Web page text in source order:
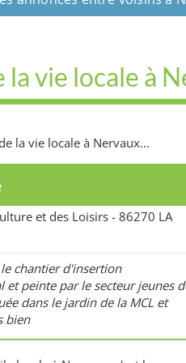
la vie locale à
la vie locale à Nervaux...
et des Loisirs - 86270 LA
chantier d'insertion
et peinte par le secteur jeunes
dans le jardin de la MCL et
bien